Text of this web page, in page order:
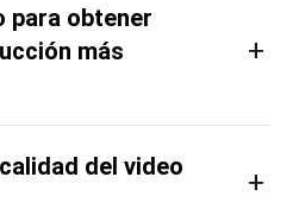
para obtener
más
+
del video
+